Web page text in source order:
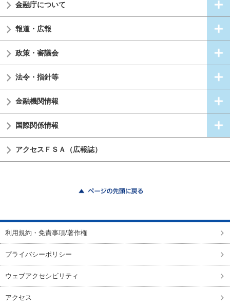
金融庁について
報道・広報
政策・審議会
法令・指針等
金融機関情報
国際関係情報
アクセスＦＳＡ（広報誌）
利用規約・免責事項/著作権
プライバシーポリシー
ウェブアクセシビリティ
アクセス